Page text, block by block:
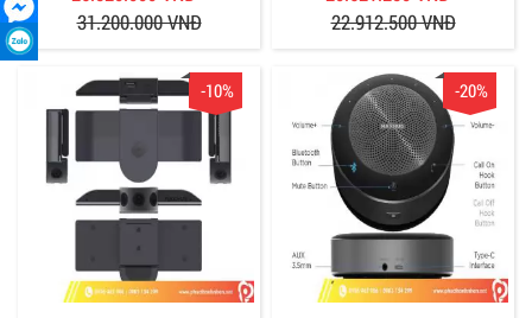
31.200.000 VNĐ
22.912.500 VNĐ
-10% -20%